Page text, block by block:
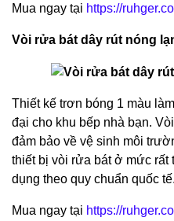
Mua ngay tại https://
Vòi rửa bát dây rút nóng
Thiết kế trơn bóng 1 màu
đại cho khu bếp nhà bạn.
đảm bảo về vệ sinh môi
thiết bị vòi rửa bát ở mức rất
dụng theo quy chuẩn quốc tế.
Mua ngay tại https://